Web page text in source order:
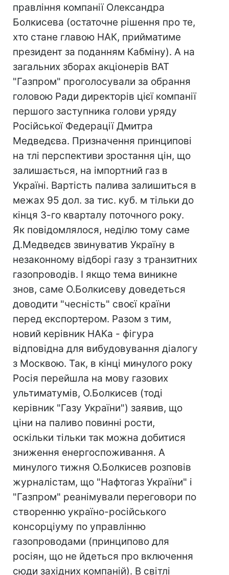
правління компанії Олександра
Болкисева (остаточне рішення про те,
хто стане главою НАК, прийматиме
президент за поданням Кабміну). А на
загальних зборах акціонерів ВАТ
"Газпром" проголосували за обрання
головою Ради директорів цієї компанії
першого заступника голови уряду
Російської Федерації Дмитра
Медведєва. Призначення принципові
на тлі перспективи зростання цін, що
залишається, на імпортний газ в
Україні. Вартість палива залишиться в
межах 95 дол. за тис. куб. м тільки до
кінця 3-го кварталу поточного року.
Як повідомлялося, неділю тому саме
Д.Медведєв звинуватив Україну в
незаконному відборі газу з транзитних
газопроводів. І якщо тема виникне
знов, саме О.Болкисеву доведеться
доводити "чесність" своєї країни
перед експортером. Разом з тим,
новий керівник НАКа - фігура
відповідна для вибудовування діалогу
з Москвою. Так, в кінці минулого року
Росія перейшла на мову газових
ультиматумів, О.Болкисев (тоді
керівник "Газу України") заявив, що
ціни на паливо повинні рости,
оскільки тільки так можна добитися
зниження енергоспоживання. А
минулого тижня О.Болкисев розповів
журналістам, що "Нафтогаз України" і
"Газпром" реанімували переговори по
створенню україно-російського
консорціуму по управлінню
газопроводами (принципово для
росіян, що не йдеться про включення
сюди західних компаній). В світлі